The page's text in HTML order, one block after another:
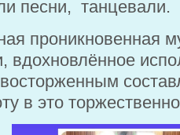
песни, танцевали.
проникновенная
вдохновлённое
в это